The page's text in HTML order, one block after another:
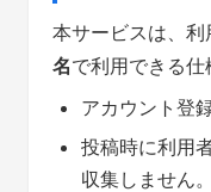
本サービスは、利
名で利用できる仕
アカウント登
投稿時に利用
収集しません。